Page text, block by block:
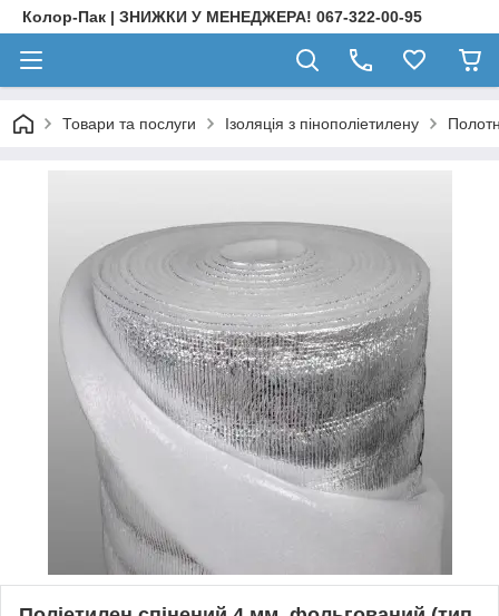
Колор-Пак | ЗНИЖКИ У МЕНЕДЖЕРА! 067-322-00-95
Товари та послуги Ізоляція з пінополіетилену